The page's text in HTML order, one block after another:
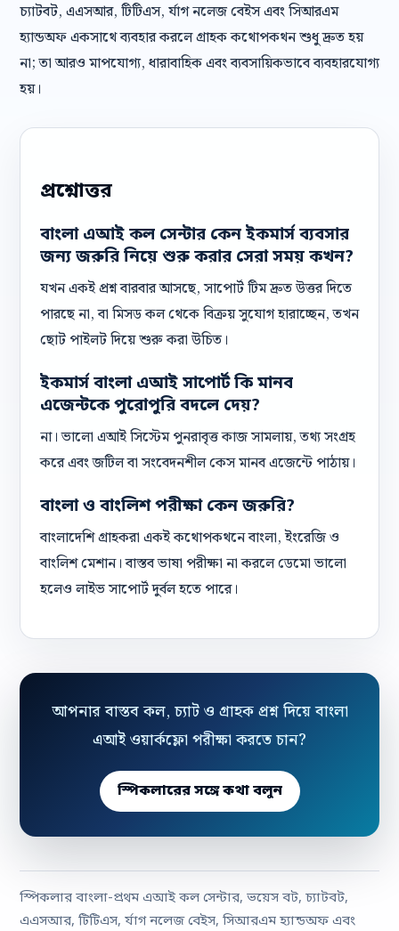
চ্যাটবট, এএসআর, টিটিএস, র্যাগ নলেজ বেইস এবং সিআরএম
হ্যান্ডঅফ একসাথে ব্যবহার করলে গ্রাহক কথোপকথন শুধু দ্রুত হয়
না; তা আরও মাপযোগ্য, ধারাবাহিক এবং ব্যবসায়িকভাবে ব্যবহারযোগ্য
হয়।
প্রশ্নোত্তর
বাংলা এআই কল সেন্টার কেন ইকমার্স ব্যবসার
জন্য জরুরি নিয়ে শুরু করার সেরা সময় কখন?
যখন একই প্রশ্ন বারবার আসছে, সাপোর্ট টিম দ্রুত উত্তর দিতে
পারছে না, বা মিসড কল থেকে বিক্রয় সুযোগ হারাচ্ছেন, তখন
ছোট পাইলট দিয়ে শুরু করা উচিত।
ইকমার্স বাংলা এআই সাপোর্ট কি মানব
এজেন্টকে পুরোপুরি বদলে দেয়?
না। ভালো এআই সিস্টেম পুনরাবৃত্ত কাজ সামলায়, তথ্য সংগ্রহ
করে এবং জটিল বা সংবেদনশীল কেস মানব এজেন্টে পাঠায়।
বাংলা ও বাংলিশ পরীক্ষা কেন জরুরি?
বাংলাদেশি গ্রাহকরা একই কথোপকথনে বাংলা, ইংরেজি ও
বাংলিশ মেশান। বাস্তব ভাষা পরীক্ষা না করলে ডেমো ভালো
হলেও লাইভ সাপোর্ট দুর্বল হতে পারে।
আপনার বাস্তব কল, চ্যাট ও গ্রাহক প্রশ্ন দিয়ে বাংলা
এআই ওয়ার্কফ্লো পরীক্ষা করতে চান?
স্পিকলারের সঙ্গে কথা বলুন
স্পিকলার বাংলা-প্রথম এআই কল সেন্টার, ভয়েস বট, চ্যাটবট,
এএসআর, টিটিএস, র্যাগ নলেজ বেইস, সিআরএম হ্যান্ডঅফ এবং